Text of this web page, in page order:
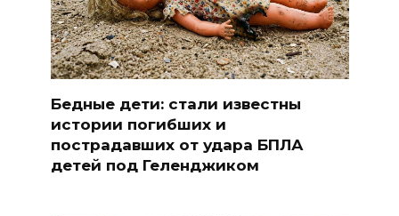
Бедные дети: стали известны
истории погибших и
пострадавших от удара БПЛА
детей под Геленджиком